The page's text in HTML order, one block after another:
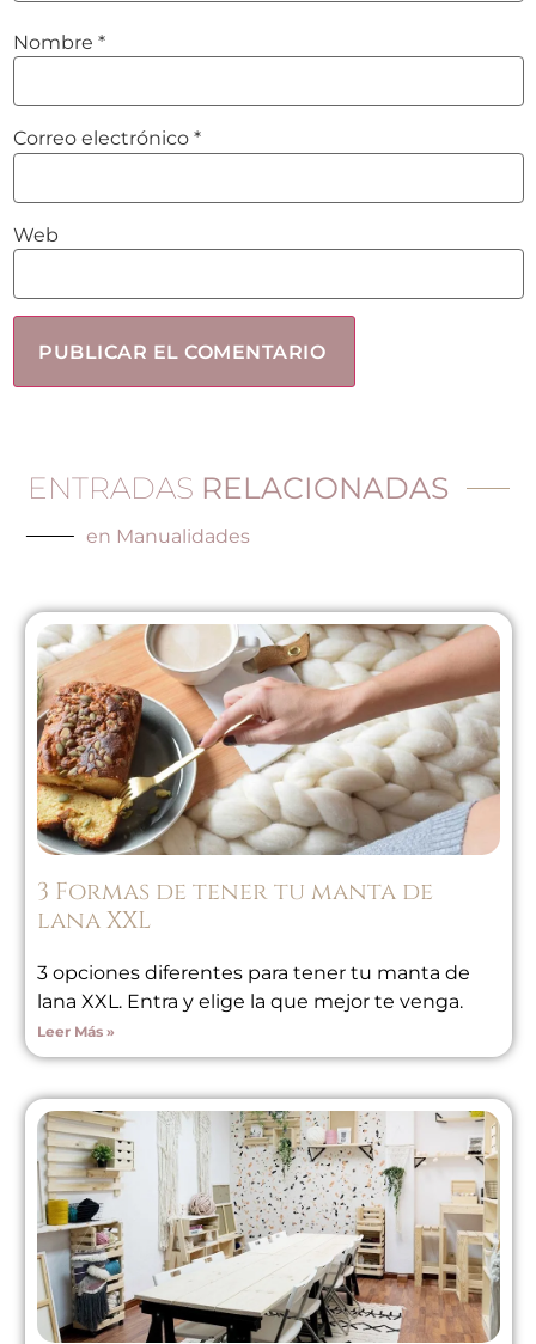
Nombre *
Correo electrónico *
Web
ENTRADAS RELACIONADAS
en Manualidades
3 Formas de tener tu manta de
lana XXL
3 opciones diferentes para tener tu manta de
lana XXL. Entra y elige la que mejor te venga.
Leer Más »